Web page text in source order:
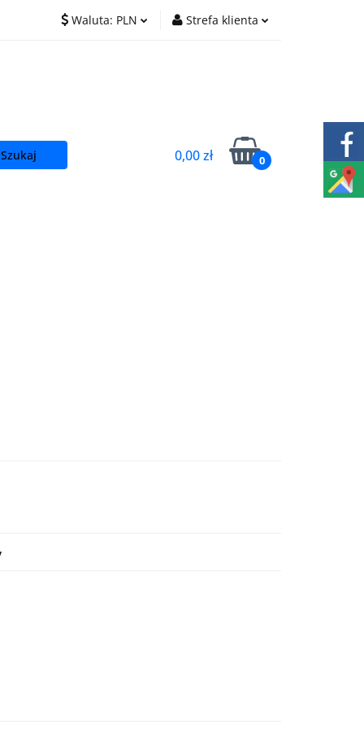
Waluta: PLN Strefa klienta
0,00 zł 0
Praca